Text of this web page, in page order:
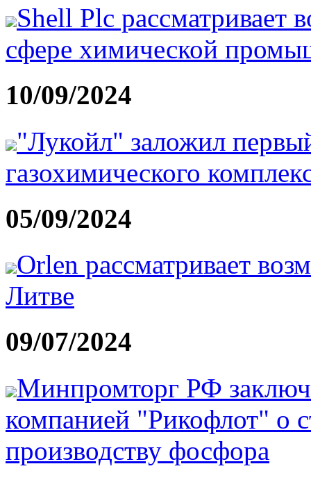
Shell Plc рассматривает
сфере химической
10/09/2024
"Лукойл" заложил
газохимического
05/09/2024
Orlen рассматривает
Литве
09/07/2024
Минпромторг РФ
компанией "Рикофлот" о
производству фосфора